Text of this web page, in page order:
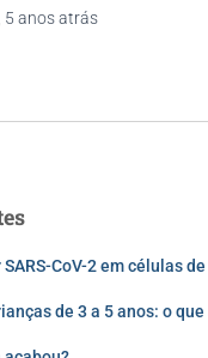
5 anosatrás
CoV-2 em células
de 3 a 5 anos: o